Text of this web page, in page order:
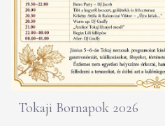
Tokaji Bornapok 2026